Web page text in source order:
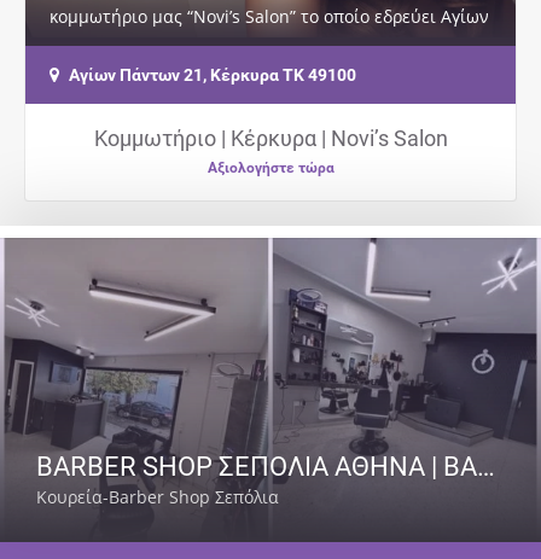
κομμωτήριο μας “Novi’s Salon” το οποίο εδρεύει Αγίων
Πάντων 21 στην Κέρκυρα, σας…
Αγίων Πάντων 21, Κέρκυρα ΤΚ 49100
Κομμωτήριο | Κέρκυρα | Novi’s Salon
Αξιολογήστε τώρα
BARBER SHOP ΣΕΠΟΛΙΑ ΑΘΗΝΑ | BARBER SENPAI
Κουρεία-Barber Shop Σεπόλια